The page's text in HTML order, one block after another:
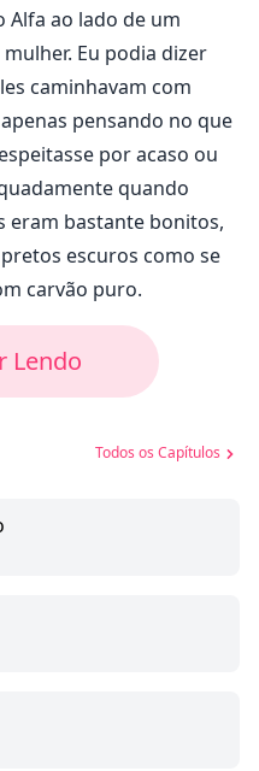
Alfa ao lado de um
Eu podia dizer
caminhavam com
pensando no que
por acaso ou
quando
eram bastante bonitos,
escuros como se
carvão puro.
Lendo
Todos os Capítulos